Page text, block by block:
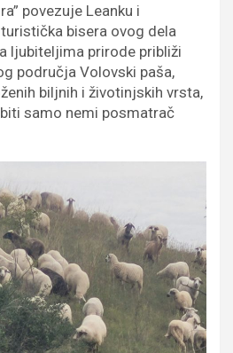
povezuje Leanku i
bisera ovog dela
ljubiteljima prirode približi
područja Volovski paša,
biljnih i životinjskih vrsta,
samo nemi posmatrač